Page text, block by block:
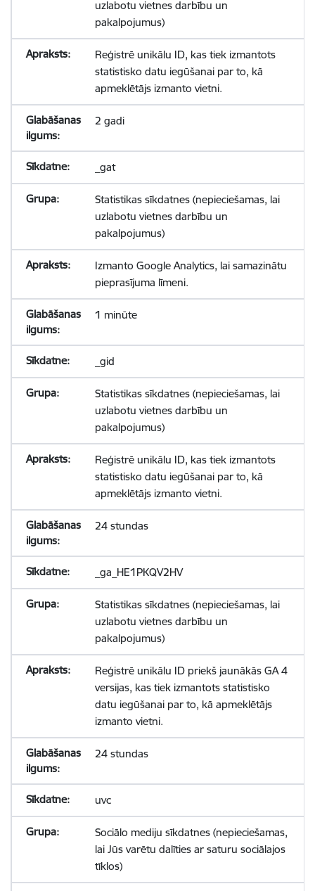
uzlabotu vietnes darbību un
pakalpojumus)
Reģistrē unikālu ID, kas tiek izmantots
statistisko datu iegūšanai par to, kā
apmeklētājs izmanto vietni.
2 gadi
_gat
Statistikas sīkdatnes (nepieciešamas, lai
uzlabotu vietnes darbību un
pakalpojumus)
Izmanto Google Analytics, lai samazinātu
pieprasījuma līmeni.
1 minūte
_gid
Statistikas sīkdatnes (nepieciešamas, lai
uzlabotu vietnes darbību un
pakalpojumus)
Reģistrē unikālu ID, kas tiek izmantots
statistisko datu iegūšanai par to, kā
apmeklētājs izmanto vietni.
24 stundas
_ga_HE1PKQV2HV
Statistikas sīkdatnes (nepieciešamas, lai
uzlabotu vietnes darbību un
pakalpojumus)
Reģistrē unikālu ID priekš jaunākās GA 4
versijas, kas tiek izmantots statistisko
datu iegūšanai par to, kā apmeklētājs
izmanto vietni.
24 stundas
uvc
Sociālo mediju sīkdatnes (nepieciešamas,
lai Jūs varētu dalīties ar saturu sociālajos
tīklos)